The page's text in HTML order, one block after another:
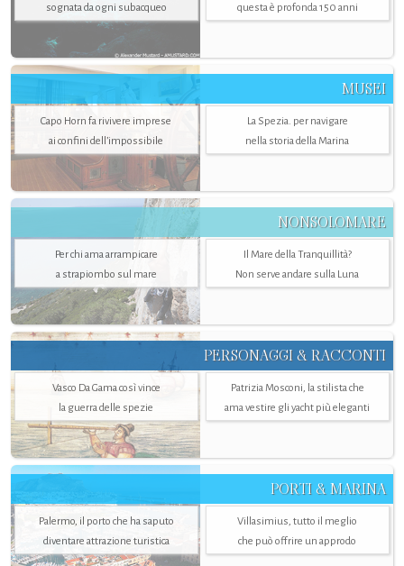
sognata da ogni subacqueo
questa è profonda 150 anni
MUSEI
Capo Horn fa rivivere imprese
ai confini dell’impossibile
La Spezia. per navigare
nella storia della Marina
NONSOLOMARE
Per chi ama arrampicare
a strapiombo sul mare
Il Mare della Tranquillità?
Non serve andare sulla Luna
PERSONAGGI & RACCONTI
Vasco Da Gama così vince
la guerra delle spezie
Patrizia Mosconi, la stilista che
ama vestire gli yacht più eleganti
PORTI & MARINA
Palermo, il porto che ha saputo
diventare attrazione turistica
Villasimius, tutto il meglio
che può offrire un approdo